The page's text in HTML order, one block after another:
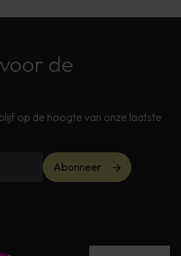
de
op de hoogte van onze laatste
Abonneer